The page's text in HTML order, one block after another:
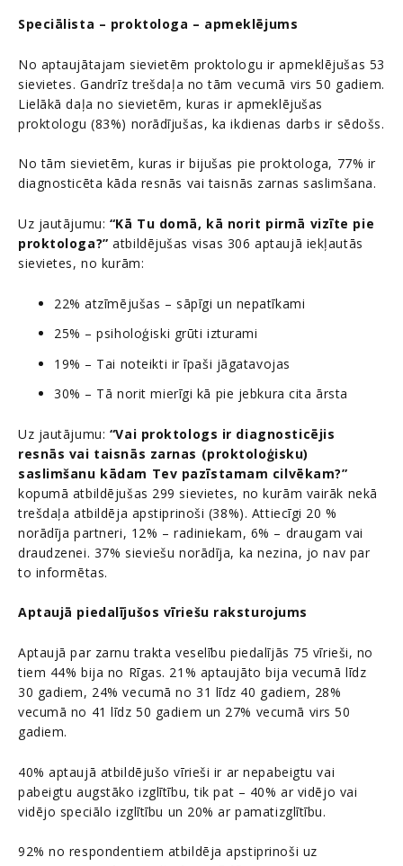
Speciālista – proktologa – apmeklējums
No aptaujātajam sievietēm proktologu ir apmeklējušas 53
sievietes. Gandrīz trešdaļa no tām vecumā virs 50 gadiem.
Lielākā daļa no sievietēm, kuras ir apmeklējušas
proktologu (83%) norādījušas, ka ikdienas darbs ir sēdošs.
No tām sievietēm, kuras ir bijušas pie proktologa, 77% ir
diagnosticēta kāda resnās vai taisnās zarnas saslimšana.
Uz jautājumu: “Kā Tu domā, kā norit pirmā vizīte pie
proktologa?”atbildējušas visas 306 aptaujā iekļautās
sievietes, no kurām:
22% atzīmējušas – sāpīgi un nepatīkami
25% – psiholoģiski grūti izturami
19% – Tai noteikti ir īpaši jāgatavojas
30% – Tā norit mierīgi kā pie jebkura cita ārsta
Uz jautājumu: “Vai proktologs ir diagnosticējis
resnās vai taisnās zarnas (proktoloģisku)
saslimšanu kādam Tev pazīstamam cilvēkam?”
kopumā atbildējušas 299 sievietes, no kurām vairāk nekā
trešdaļa atbildēja apstiprinoši (38%). Attiecīgi 20 %
norādīja partneri, 12% – radiniekam, 6% – draugam vai
draudzenei. 37% sieviešu norādīja, ka nezina, jo nav par
to informētas.
Aptaujā piedalījušos vīriešu raksturojums
Aptaujā par zarnu trakta veselību piedalījās 75 vīrieši, no
tiem 44% bija no Rīgas. 21% aptaujāto bija vecumā līdz
30 gadiem, 24% vecumā no 31 līdz 40 gadiem, 28%
vecumā no 41 līdz 50 gadiem un 27% vecumā virs 50
gadiem.
40% aptaujā atbildējušo vīrieši ir ar nepabeigtu vai
pabeigtu augstāko izglītību, tik pat – 40% ar vidējo vai
vidējo speciālo izglītību un 20% ar pamatizglītību.
92% no respondentiem atbildēja apstiprinoši uz